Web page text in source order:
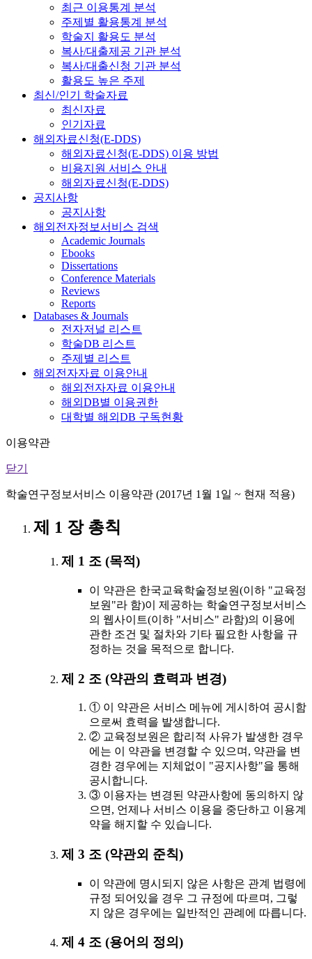
최근 이용통계 분석
주제별 활용통계 분석
학술지 활용도 분석
복사/대출제공 기관 분석
복사/대출신청 기관 분석
활용도 높은 주제
최신/인기 학술자료
최신자료
인기자료
해외자료신청(E-DDS)
해외자료신청(E-DDS) 이용 방법
비용지원 서비스 안내
해외자료신청(E-DDS)
공지사항
공지사항
해외전자정보서비스 검색
Academic Journals
Ebooks
Dissertations
Conference Materials
Reviews
Reports
Databases & Journals
전자저널 리스트
학술DB 리스트
주제별 리스트
해외전자자료 이용안내
해외전자자료 이용안내
해외DB별 이용권한
대학별 해외DB 구독현황
이용약관
닫기
학술연구정보서비스 이용약관 (2017년 1월 1일 ~ 현재 적용)
제 1 장 총칙
제 1 조 (목적)
이 약관은 한국교육학술정보원(이하 "교육정
보원"라 함)이 제공하는 학술연구정보서비스
의 웹사이트(이하 "서비스" 라함)의 이용에
관한 조건 및 절차와 기타 필요한 사항을 규
정하는 것을 목적으로 합니다.
제 2 조 (약관의 효력과 변경)
① 이 약관은 서비스 메뉴에 게시하여 공시함
으로써 효력을 발생합니다.
② 교육정보원은 합리적 사유가 발생한 경우
에는 이 약관을 변경할 수 있으며, 약관을 변
경한 경우에는 지체없이 "공지사항"을 통해
공시합니다.
③ 이용자는 변경된 약관사항에 동의하지 않
으면, 언제나 서비스 이용을 중단하고 이용계
약을 해지할 수 있습니다.
제 3 조 (약관외 준칙)
이 약관에 명시되지 않은 사항은 관계 법령에
규정 되어있을 경우 그 규정에 따르며, 그렇
지 않은 경우에는 일반적인 관례에 따릅니다.
제 4 조 (용어의 정의)